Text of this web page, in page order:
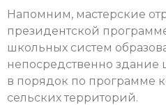
Напомним, мастерские
президентской
школьных систем
непосредственно
в порядок по программе
сельских территорий.